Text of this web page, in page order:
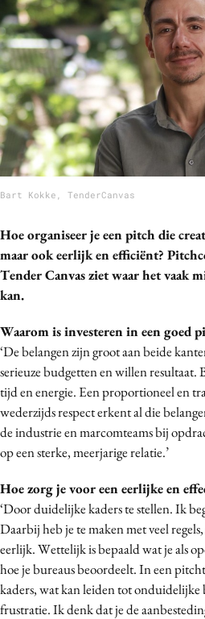
Bureaus
Campagnes
Carriere
Contentmarketing
Craft
Customer Experience
Data & Insights
Diversiteit
Effectiviteit
Gedragsverandering
Influencer marketing
Interne communicatie
Martech
Media
Merkstrategie
PR
Programmatic
Reputatie & crisis
Bart Kokke, TenderCanvas
Hoe organiseer je een pitch die
maar ook eerlijk en efficiënt?
Tender Canvas ziet waar het vaak
kan.
Waarom is investeren in een goed
‘De belangen zijn groot aan beide
serieuze budgetten en willen resultaat.
tijd en energie. Een proportioneel en
wederzijds respect erkent al die
de industrie en marcomteams bij
op een sterke, meerjarige relatie.’
Hoe zorg je voor een eerlijke en
‘Door duidelijke kaders te stellen. Ik
Daarbij heb je te maken met veel
eerlijk. Wettelijk is bepaald wat je als
hoe je bureaus beoordeelt. In een
kaders, wat kan leiden tot
frustratie. Ik denk dat je de